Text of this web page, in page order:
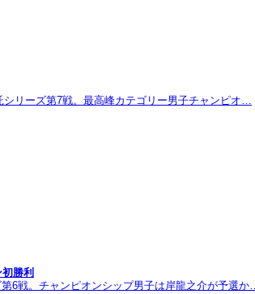
リーズ第7戦。最高峰カテゴリー男子チャンピオ…
勝利
6戦。チャンピオンシップ男子は岸龍之介が予選か…